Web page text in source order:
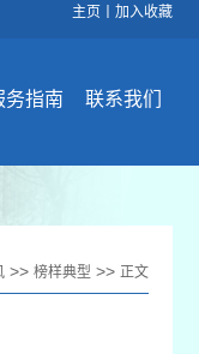
主页 加入收藏
务指南 联系我们
>> 榜样典型 >> 正文